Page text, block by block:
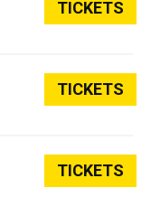
TICKETS
TICKETS
TICKETS